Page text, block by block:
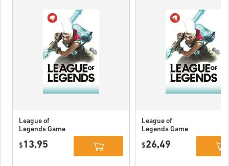
League of
Legends Game
$ 13,95
League of
Legends Game
$26,49